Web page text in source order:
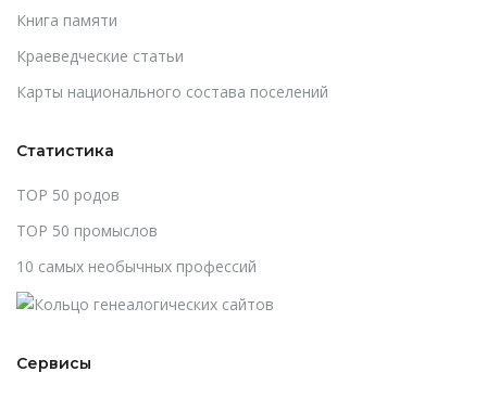
Книга памяти
Краеведческие статьи
Карты национального состава поселений
Статистика
TOP 50 родов
TOP 50 промыслов
10 самых необычных профессий
Сервисы